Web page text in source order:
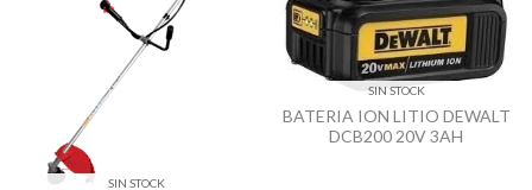
SIN STOCK
SIN STOCK
BATERIA ION LITIO DEWALT
DCB200 20V 3AH